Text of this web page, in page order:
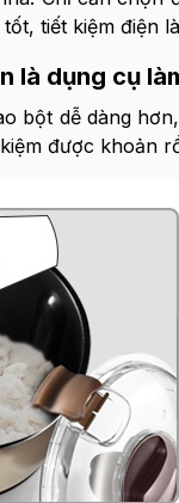
tiết kiệm điện
là dụng cụ
bột dễ dàng
được khoản